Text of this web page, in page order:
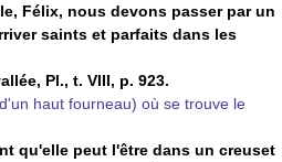
Félix, nous devons passer par un
saints et parfaits dans les
Pl., t. VIII, p. 923.
haut fourneau) où se trouve le
qu'elle peut l'être dans un creuset